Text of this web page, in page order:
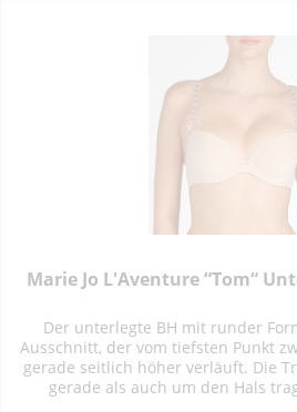
Marie Jo L'Aventure “Tom“
Der unterlegte BH mit runder
Ausschnitt, der vom tiefsten Punkt
gerade seitlich höher verläuft. Die
gerade als auch um den Hals